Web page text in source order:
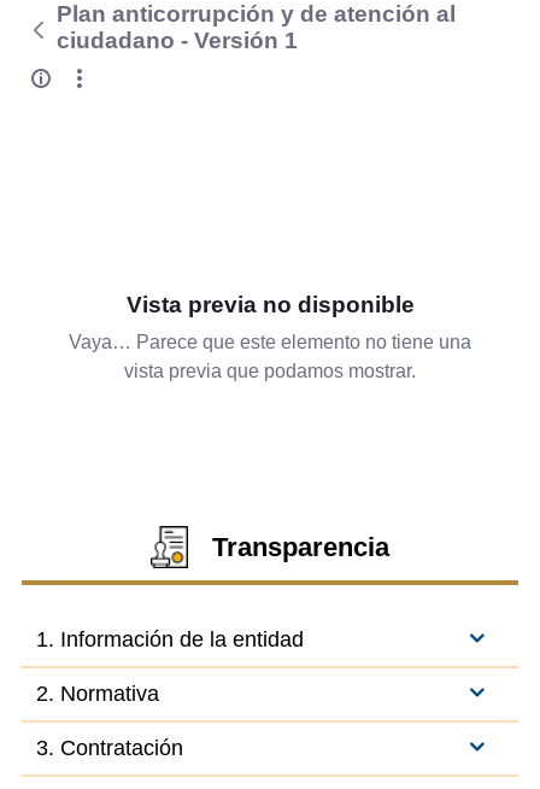
Plan anticorrupción y de atención al
ciudadano - Versión 1
Vista previa no disponible
Vaya… Parece que este elemento no tiene una
vista previa que podamos mostrar.
Transparencia
1. Información de la entidad
2. Normativa
3. Contratación